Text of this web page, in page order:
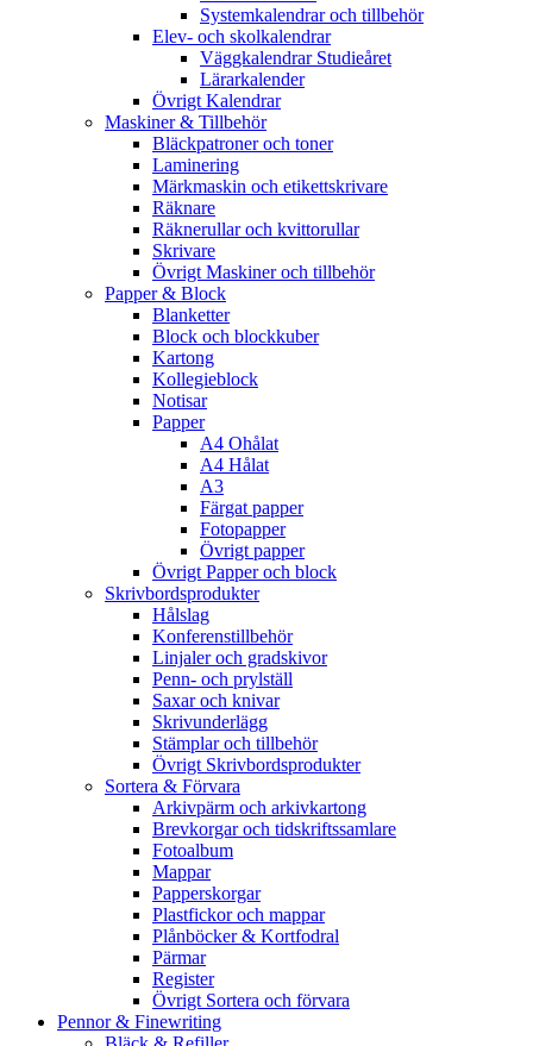
Systemkalendrar och tillbehör
Elev- och skolkalendrar
Väggkalendrar Studieåret
Lärarkalender
Övrigt Kalendrar
Maskiner & Tillbehör
Bläckpatroner och toner
Laminering
Märkmaskin och etikettskrivare
Räknare
Räknerullar och kvittorullar
Skrivare
Övrigt Maskiner och tillbehör
Papper & Block
Blanketter
Block och blockkuber
Kartong
Kollegieblock
Notisar
Papper
A4 Ohålat
A4 Hålat
A3
Färgat papper
Fotopapper
Övrigt papper
Övrigt Papper och block
Skrivbordsprodukter
Hålslag
Konferenstillbehör
Linjaler och gradskivor
Penn- och prylställ
Saxar och knivar
Skrivunderlägg
Stämplar och tillbehör
Övrigt Skrivbordsprodukter
Sortera & Förvara
Arkivpärm och arkivkartong
Brevkorgar och tidskriftssamlare
Fotoalbum
Mappar
Papperskorgar
Plastfickor och mappar
Plånböcker & Kortfodral
Pärmar
Register
Övrigt Sortera och förvara
Pennor & Finewriting